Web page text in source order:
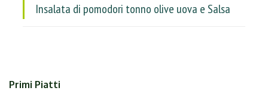
Insalata di pomodori tonno olive uova e Salsa
Primi Piatti